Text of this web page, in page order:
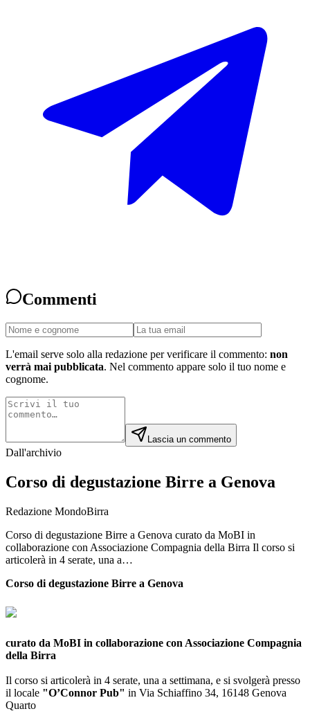
Commenti
L'email serve solo alla redazione per verificare il commento: non
verrà mai pubblicata. Nel commento appare solo il tuo nome e
cognome.
Lascia un commento
Dall'archivio
Corso di degustazione Birre a Genova
Redazione MondoBirra
Corso di degustazione Birre a Genova curato da MoBI in
collaborazione con Associazione Compagnia della Birra Il corso si
articolerà in 4 serate, una a…
Corso di degustazione Birre a Genova
curato da MoBI in collaborazione con Associazione Compagnia
della Birra
Il corso si articolerà in 4 serate, una a settimana, e si svolgerà presso
il locale "O’Connor Pub" in Via Schiaffino 34, 16148 Genova
Quarto